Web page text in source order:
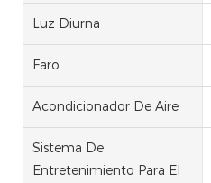
Luz Diurna
Faro
Acondicionador De Aire
Sistema De
Entretenimiento Para El